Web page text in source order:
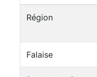
Région
Falaise